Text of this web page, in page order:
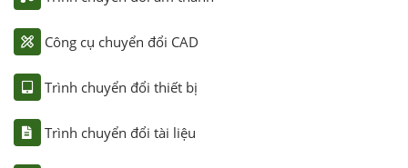
Công cụ chuyển đổi CAD
Trình chuyển đổi thiết bị
Trình chuyển đổi tài liệu